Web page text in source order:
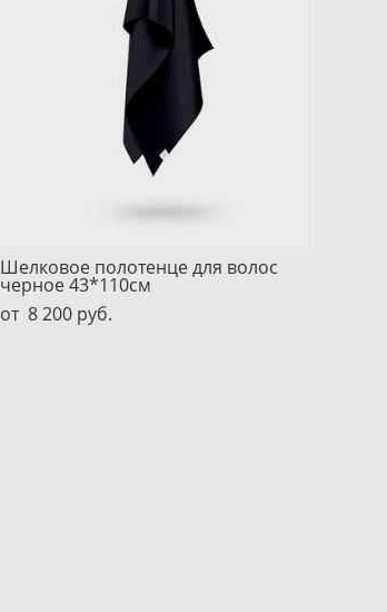
Шелковое полотенце для волос
черное 43*110см
от 8 200 pуб.